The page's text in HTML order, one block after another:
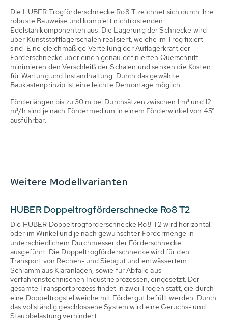
Die HUBER Trogförderschnecke Ro8 T zeichnet sich durch ihre
robuste Bauweise und komplett nichtrostenden
Edelstahlkomponenten aus. Die Lagerung der Schnecke wird
über Kunststofflagerschalen realisiert, welche im Trog fixiert
sind. Eine gleichmäßige Verteilung der Auflagerkraft der
Förderschnecke über einen genau definierten Querschnitt
minimieren den Verschleiß der Schalen und senken die Kosten
für Wartung und Instandhaltung. Durch das gewählte
Baukastenprinzip ist eine leichte Demontage möglich.
Förderlängen bis zu 30 m bei Durchsätzen zwischen 1 m³ und 12
m³/h sind je nach Fördermedium in einem Förderwinkel von 45°
ausführbar.
Weitere Modellvarianten
HUBER Doppeltrogförderschnecke Ro8 T2
Die HUBER Doppeltrogförderschnecke Ro8 T2 wird horizontal
oder im Winkel und je nach gewünschter Fördermenge in
unterschiedlichem Durchmesser der Förderschnecke
ausgeführt. Die Doppeltrogförderschnecke wird für den
Transport von Rechen- und Siebgut und entwässertem
Schlamm aus Kläranlagen, sowie für Abfälle aus
verfahrenstechnischen Industrieprozessen, eingesetzt. Der
gesamte Transportprozess findet in zwei Trögen statt, die durch
eine Doppeltrogstellweiche mit Fördergut befüllt werden. Durch
das vollständig geschlossene System wird eine Geruchs- und
Staubbelastung verhindert.